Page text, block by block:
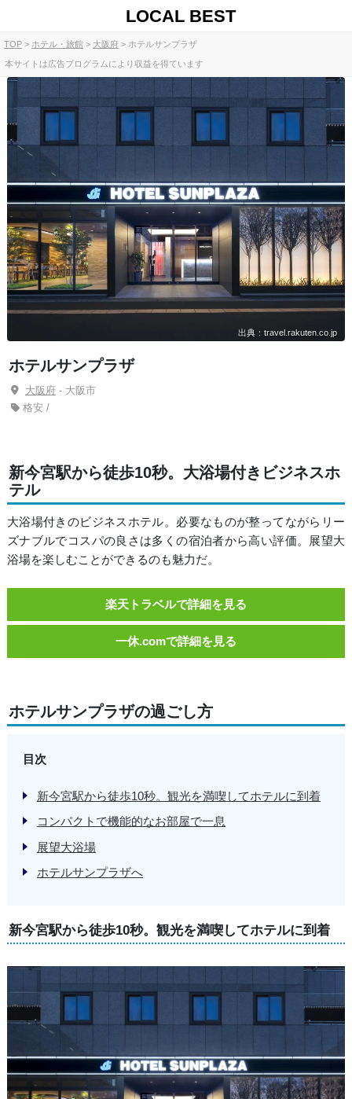
LOCAL BEST
TOP ホテル・旅館 大阪府 ホテルサンプラザ
本サイトは広告プログラムにより収益を得ています
出典：travel.rakuten.co.jp
ホテルサンプラザ
大阪府- 大阪市
格安 /
新今宮駅から徒歩10秒。大浴場付きビジネスホ
テル
大浴場付きのビジネスホテル。必要なものが整ってながらリー
ズナブルでコスパの良さは多くの宿泊者から高い評価。展望大
浴場を楽しむことができるのも魅力だ。
楽天トラベルで詳細を見る
一休.comで詳細を見る
ホテルサンプラザの過ごし方
目次
新今宮駅から徒歩10秒。観光を満喫してホテルに到着
コンパクトで機能的なお部屋で一息
展望大浴場
ホテルサンプラザへ
新今宮駅から徒歩10秒。観光を満喫してホテルに到着